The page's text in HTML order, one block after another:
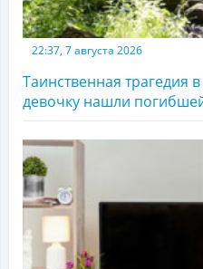
22:37, 7 августа 2026
Таинственная
девочку нашли